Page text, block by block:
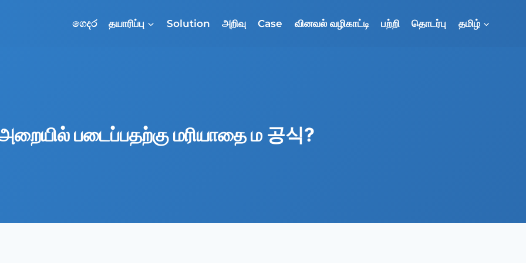
ගෙදර தயாரிப்பு Solution அறிவு Case வினவல் வழிகாட்டி பற்றி தொடர்பு தமிழ்
அறையில் படைப்பதற்கு மரியாதை ம 공식?